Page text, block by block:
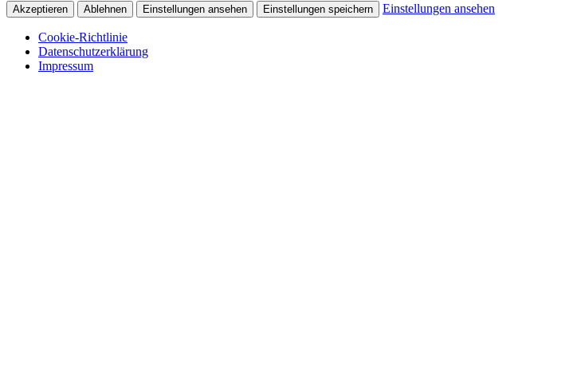
Akzeptieren Ablehnen Einstellungen ansehen Einstellungen speichern Einstellungen ansehen
Cookie-Richtlinie
Datenschutzerklärung
Impressum